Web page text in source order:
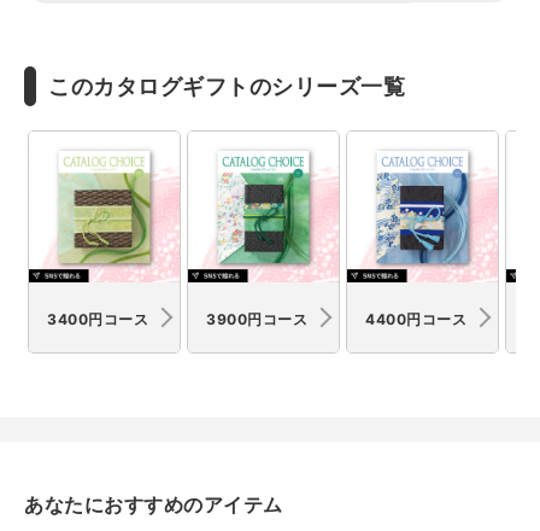
備考
このカタログギフトのシリーズ一覧
3400円コース 3900円コース 4400円コース
あなたにおすすめのアイテム